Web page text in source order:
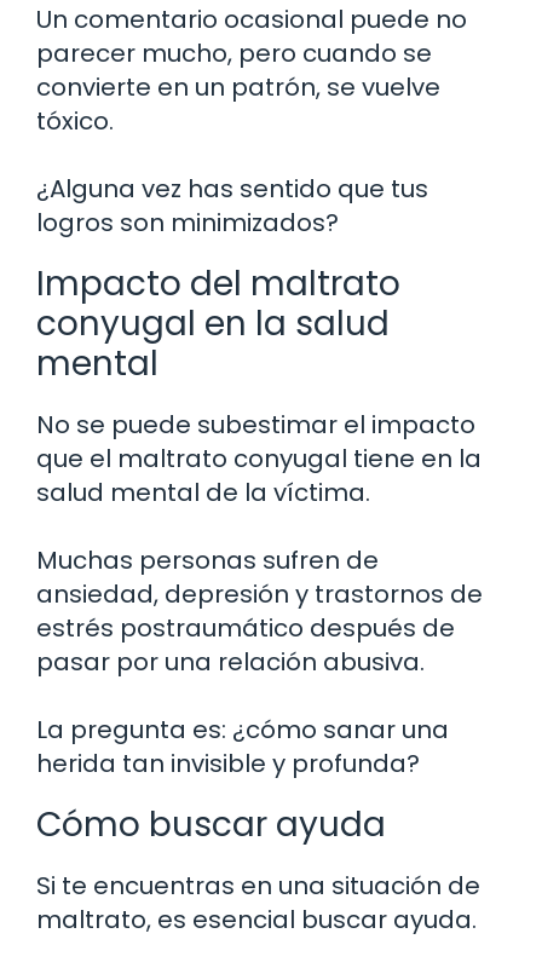
Un comentario ocasional puede no
parecer mucho, pero cuando se
convierte en un patrón, se vuelve
tóxico.
¿Alguna vez has sentido que tus
logros son minimizados?
Impacto del maltrato
conyugal en la salud
mental
No se puede subestimar el impacto
que el maltrato conyugal tiene en la
salud mental de la víctima.
Muchas personas sufren de
ansiedad, depresión y trastornos de
estrés postraumático después de
pasar por una relación abusiva.
La pregunta es: ¿cómo sanar una
herida tan invisible y profunda?
Cómo buscar ayuda
Si te encuentras en una situación de
maltrato, es esencial buscar ayuda.